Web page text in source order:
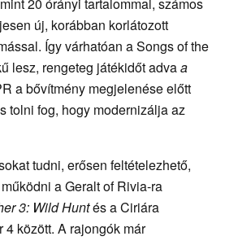
új, korábban korlátozott
Így várhatóan a Songs of the
lesz, rengeteg játékidőt advaa
a bővítmény megjelenése előtt
tolni fog, hogy modernizálja az
tudni, erősen feltételezhető,
a Geralt of Rivia-ra
3: Wild Huntés a Ciriára
között. A rajongók már